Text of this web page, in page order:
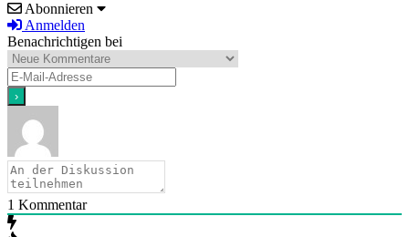
Abonnieren
Anmelden
Benachrichtigen bei
1 Kommentar